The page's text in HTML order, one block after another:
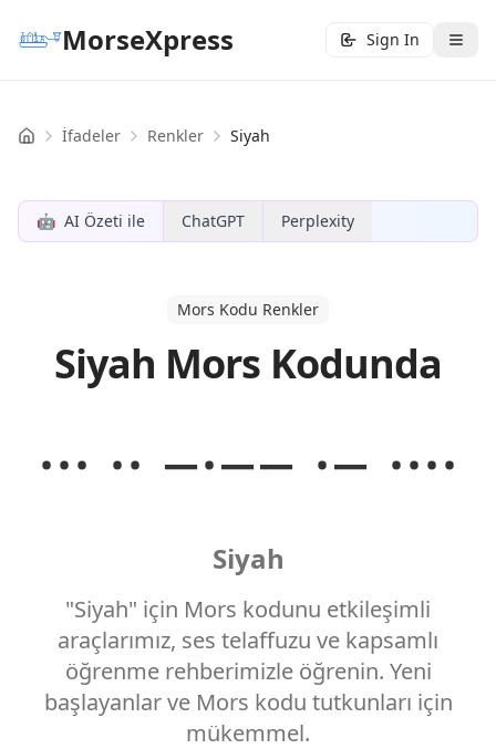
MorseXpress Sign In
Home İfadeler Renkler Siyah
🤖 AI Özeti ile ChatGPT Perplexity
Mors Kodu Renkler
Siyah Mors Kodunda
··· ·· −·−− ·− ····
Siyah
"Siyah" için Mors kodunu etkileşimli
araçlarımız, ses telaffuzu ve kapsamlı
öğrenme rehberimizle öğrenin. Yeni
başlayanlar ve Mors kodu tutkunları için
mükemmel.